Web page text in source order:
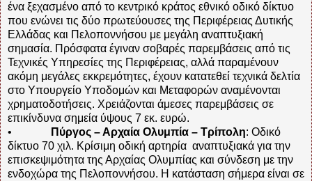
ένα ξεχασμένο από το κεντρικό κράτος εθνικό οδικό δίκτυο
που ενώνει τις δύο πρωτεύουσες της Περιφέρειας Δυτικής
Ελλάδας και Πελοποννήσου με μεγάλη αναπτυξιακή
σημασία. Πρόσφατα έγιναν σοβαρές παρεμβάσεις από τις
Τεχνικές Υπηρεσίες της Περιφέρειας, αλλά παραμένουν
ακόμη μεγάλες εκκρεμότητες, έχουν κατατεθεί τεχνικά δελτία
στο Υπουργείο Υποδομών και Μεταφορών αναμένονται
χρηματοδοτήσεις. Χρειάζονται άμεσες παρεμβάσεις σε
επικίνδυνα σημεία ύψους 7 εκ. ευρώ.
•
Πύργος – Αρχαία Ολυμπία – Τρίπολη: Οδικό
δίκτυο 70 χιλ. Κρίσιμη οδική αρτηρία αναπτυξιακά για την
επισκεψιμότητα της Αρχαίας Ολυμπίας και σύνδεση με την
ενδοχώρα της Πελοποννήσου. Η κατάσταση σήμερα είναι σε